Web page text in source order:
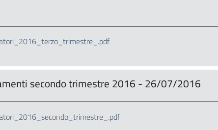
secondo trimestre 2016 - 26/07/2016